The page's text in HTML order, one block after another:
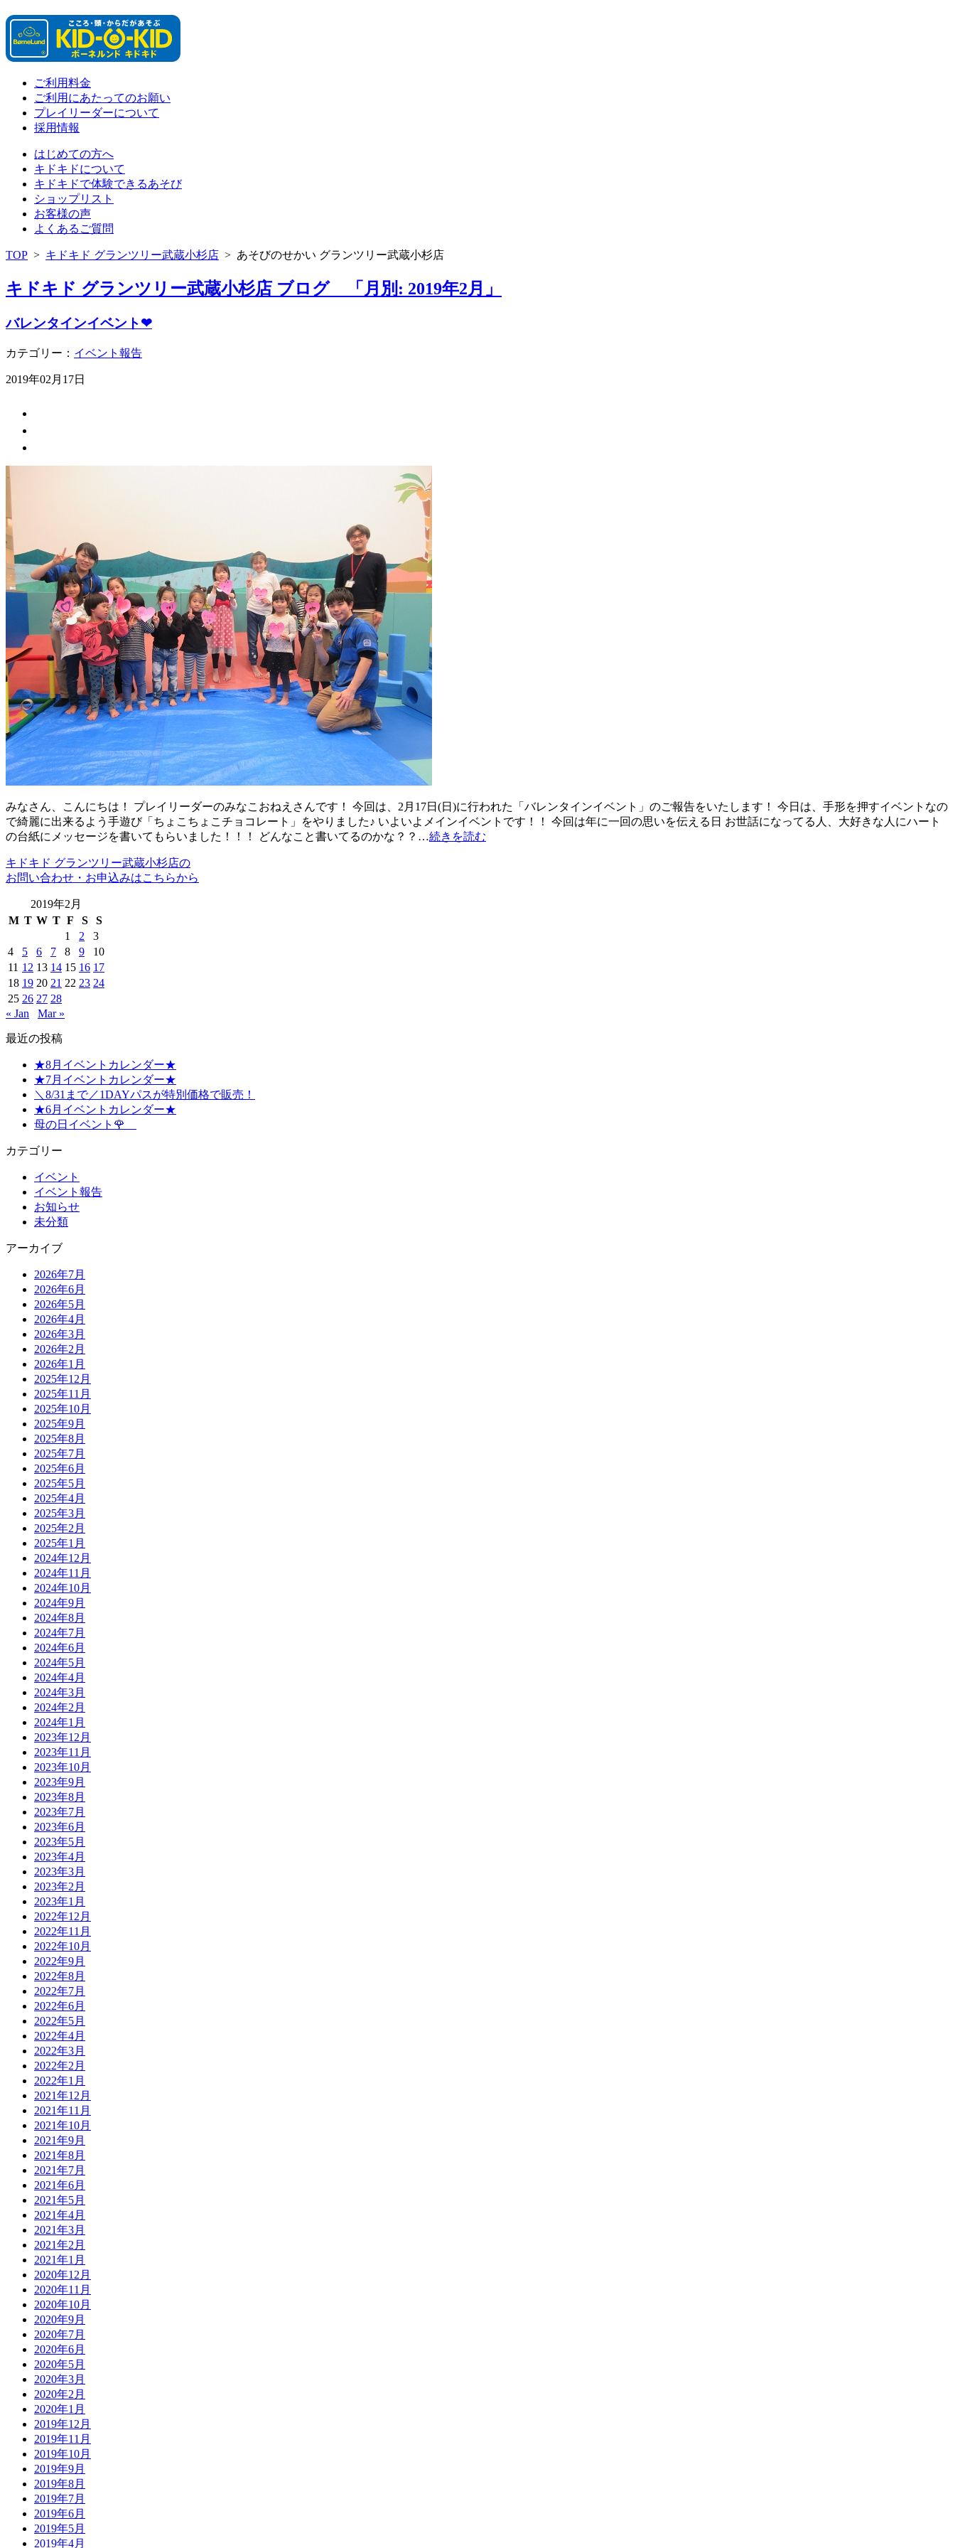
ご利用料金
ご利用にあたってのお願い
プレイリーダーについて
採用情報
はじめての方へ
キドキドについて
キドキドで体験できるあそび
ショップリスト
お客様の声
よくあるご質問
TOP > キドキド グランツリー武蔵小杉店 > あそびのせかい グランツリー武蔵小杉店
キドキド グランツリー武蔵小杉店 ブログ 「月別: 2019年2月」
バレンタインイベント❤
カテゴリー： イベント報告
2019年02月17日
みなさん、こんにちは！ プレイリーダーのみなこおねえさんです！ 今回は、2月17日(日)に行われた「バレンタインイベント」のご報告をいたします！ 今日は、手形を押すイベントなの
で綺麗に出来るよう手遊び「ちょこちょこチョコレート」をやりました♪ いよいよメインイベントです！！ 今回は年に一回の思いを伝える日 お世話になってる人、大好きな人にハート
の台紙にメッセージを書いてもらいました！！！ どんなこと書いてるのかな？？…続きを読む
キドキド グランツリー武蔵小杉店の
お問い合わせ・お申込みはこちらから
2019年2月
M T W T F S
S
1
2
3
4
5 6 7 8 9
10
11 12 13 14 15 16 17
18 19 20 21 22 23 24
25 26 27 28
« Jan
Mar »
最近の投稿
★8月イベントカレンダー★
★7月イベントカレンダー★
＼8/31まで／1DAYパスが特別価格で販売！
★6月イベントカレンダー★
母の日イベント🌹
カテゴリー
イベント
イベント報告
お知らせ
未分類
アーカイブ
2026年7月
2026年6月
2026年5月
2026年4月
2026年3月
2026年2月
2026年1月
2025年12月
2025年11月
2025年10月
2025年9月
2025年8月
2025年7月
2025年6月
2025年5月
2025年4月
2025年3月
2025年2月
2025年1月
2024年12月
2024年11月
2024年10月
2024年9月
2024年8月
2024年7月
2024年6月
2024年5月
2024年4月
2024年3月
2024年2月
2024年1月
2023年12月
2023年11月
2023年10月
2023年9月
2023年8月
2023年7月
2023年6月
2023年5月
2023年4月
2023年3月
2023年2月
2023年1月
2022年12月
2022年11月
2022年10月
2022年9月
2022年8月
2022年7月
2022年6月
2022年5月
2022年4月
2022年3月
2022年2月
2022年1月
2021年12月
2021年11月
2021年10月
2021年9月
2021年8月
2021年7月
2021年6月
2021年5月
2021年4月
2021年3月
2021年2月
2021年1月
2020年12月
2020年11月
2020年10月
2020年9月
2020年7月
2020年6月
2020年5月
2020年3月
2020年2月
2020年1月
2019年12月
2019年11月
2019年10月
2019年9月
2019年8月
2019年7月
2019年6月
2019年5月
2019年4月